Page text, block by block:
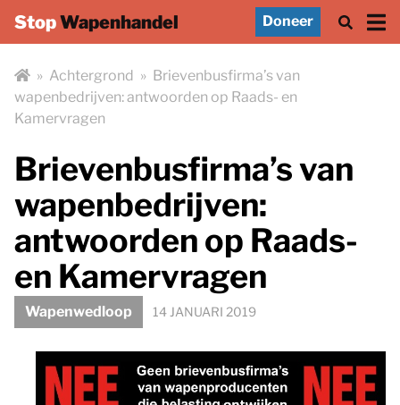
StopWapenhandel Doneer
» Achtergrond » Brievenbusfirma’s van
wapenbedrijven: antwoorden op Raads- en
Kamervragen
Brievenbusfirma’s van
wapenbedrijven:
antwoorden op Raads-
en Kamervragen
Wapenwedloop 14 JANUARI 2019